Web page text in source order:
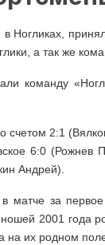
Ногликах,
а так же
команду
счетом 2:1
6:0
Андрей).
в матче за
2001 года
на их родном